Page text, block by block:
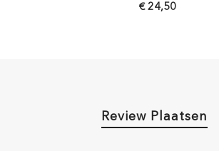
Review Plaatsen